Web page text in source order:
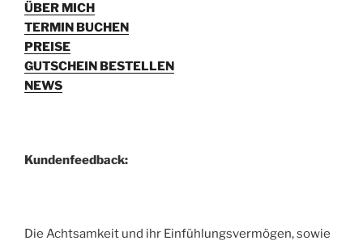
ÜBER MICH
TERMIN BUCHEN
PREISE
GUTSCHEIN BESTELLEN
NEWS
Kundenfeedback:
Die Achtsamkeit und ihr Einfühlungsvermögen, sowie